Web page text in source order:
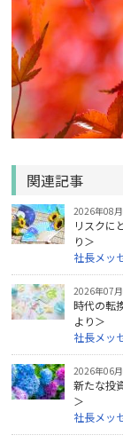
関連記事
2026年08月
リスクに
り＞
社長メッ
2026年07月
時代の転
より＞
社長メッ
2026年06月
新たな投
＞
社長メッ